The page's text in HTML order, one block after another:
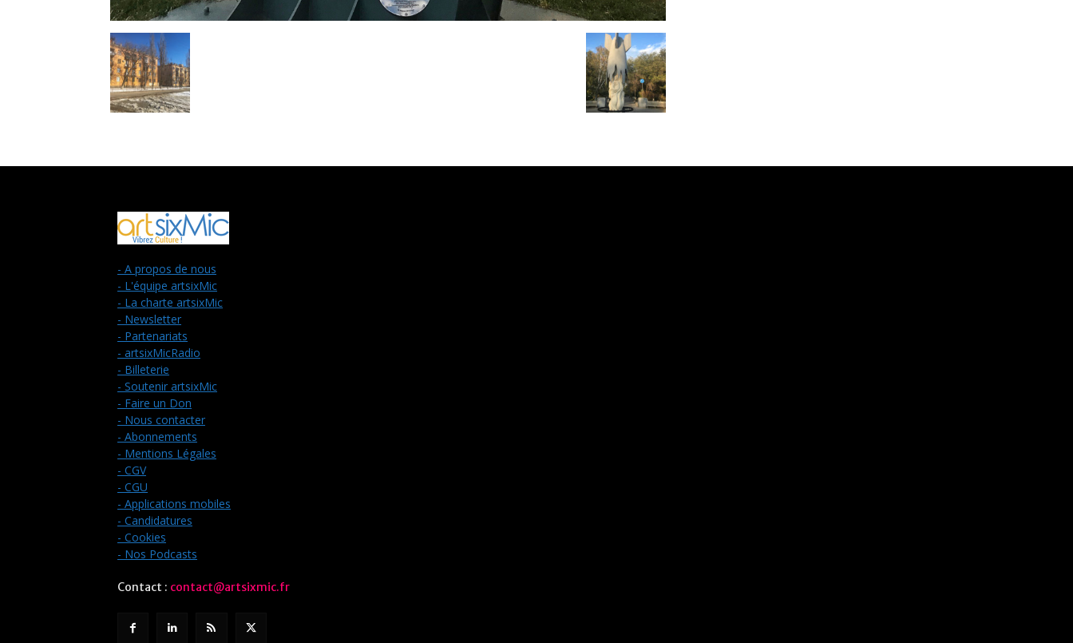
- A propos de nous
- L'équipe artsixMic
- La charte artsixMic
- Newsletter
- Partenariats
- artsixMicRadio
- Billeterie
- Soutenir artsixMic
- Faire un Don
- Nous contacter
- Abonnements
- Mentions Légales
- CGV
- CGU
- Applications mobiles
- Candidatures
- Cookies
- Nos Podcasts
Contact : contact@artsixmic.fr